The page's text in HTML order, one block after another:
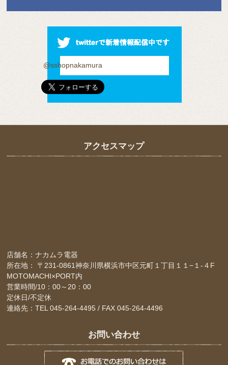
@sshopnakamura
アクセスマップ
店舗名：ナカムラ電器
所在地： 〒231-0861神奈川県横浜市中区元町１丁目１１−１-４F
MOTOMACHI×PORT内
営業時間/10：00～20：00
定休日/不定休
連絡先：TEL 045-264-4495 / FAX 045-264-4496
お問い合わせ